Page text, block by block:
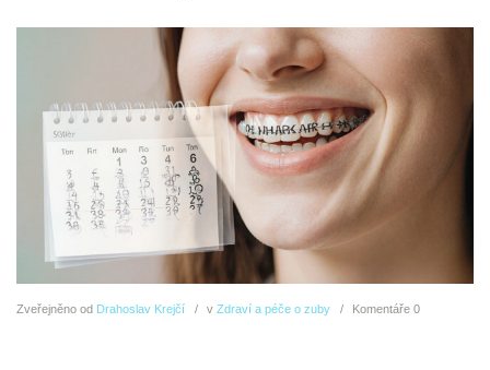
Zveřejněno od Drahoslav Krejčí v Zdraví a péče o zuby Komentáře 0